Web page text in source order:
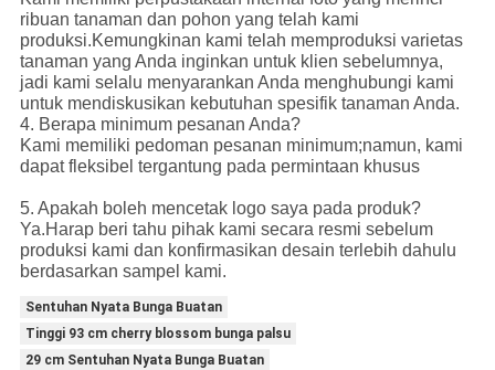
ribuan tanaman dan pohon yang telah kami
produksi.Kemungkinan kami telah memproduksi varietas
tanaman yang Anda inginkan untuk klien sebelumnya,
jadi kami selalu menyarankan Anda menghubungi kami
untuk mendiskusikan kebutuhan spesifik tanaman Anda.
4. Berapa minimum pesanan Anda?
Kami memiliki pedoman pesanan minimum;namun, kami
dapat fleksibel tergantung pada permintaan khusus
5. Apakah boleh mencetak logo saya pada produk?
Ya.Harap beri tahu pihak kami secara resmi sebelum
produksi kami dan konfirmasikan desain terlebih dahulu
berdasarkan sampel kami.
Sentuhan Nyata Bunga Buatan
Tinggi 93 cm cherry blossom bunga palsu
29 cm Sentuhan Nyata Bunga Buatan